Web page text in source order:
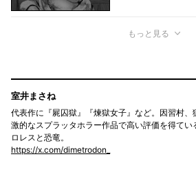
もっと見る
室井まさね
代表作に『屍囚獄』『煉獄女子』など。因習村
激的なスプラッタホラー作品で高い評価を得て
ロレスと恐竜。
https://x.com/dimetrodon_